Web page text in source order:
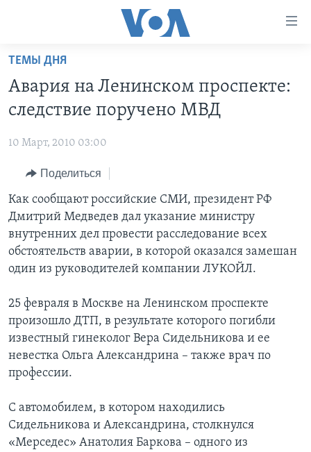
Перейти
основной
контент
навигации
Перейти
поиск
ПРОГРАММЫ
НОВОСТИ ЗА МИНУТУ
ИТОГИ
ПОЧЕМУ ЭТО ВАЖНО?
ДИСКУССИЯ VOA
ДЕТАЛИ
НЬЮ-ЙОРК NEW YORK
АМЕРИКА. БОЛЬШОЕ ПУТЕШЕСТВИЕ
УЧИМ АНГЛИЙСКИЙ
НАША АМЕРИКАНСКАЯ ИСТОРИЯ
А КАК В АМЕРИКЕ?
АРТЕФАКТЫ
АМЕРИКАНСКИЕ ГОРОДКИ
ТЕСТЫ
ЭКСПЕРТИЗА
ИНТЕРВЬЮ
ФАКТЫ ПРОТИВ ФЕЙКОВ
ЗА СВОБОДУ ПРЕССЫ
УЧИМ АНГЛИЙСКИЙ
ВИДЕО
ПОДПИСКА НА НОВОСТИ
Learning English
СОЦИАЛЬНЫЕ СЕТИ
Языки
ТЕМЫ ДНЯ
Авария на Ленинском проспекте:
следствие поручено МВД
10 Март, 2010 03:00
Поделиться
Как сообщают российские СМИ, президент РФ
Дмитрий Медведев дал указание министру
внутренних дел провести расследование всех
обстоятельств аварии, в которой оказался замешан
один из руководителей компании ЛУКОЙЛ.
25 февраля в Москве на Ленинском проспекте
произошло ДТП, в результате которого погибли
известный гинеколог Вера Сидельникова и ее
невестка Ольга Александрина – также врач по
профессии.
С автомобилем, в котором находились
Сидельникова и Александрина, столкнулся
«Мерседес» Анатолия Баркова – одного из